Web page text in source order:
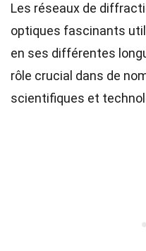
Les réseaux de
optiques fascinants
en ses différentes
rôle crucial dans de
scientifiques et